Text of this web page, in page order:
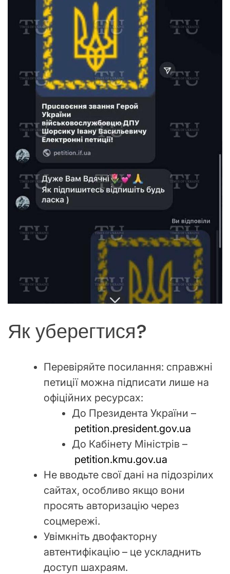
Як уберегтися?
Перевіряйте посилання: справжні
петиції можна підписати лише на
офіційних ресурсах:
До Президента України –
petition.president.gov.ua
До Кабінету Міністрів –
petition.kmu.gov.ua
Не вводьте свої дані на підозрілих
сайтах, особливо якщо вони
просять авторизацію через
соцмережі.
Увімкніть двофакторну
автентифікацію – це ускладнить
доступ шахраям.